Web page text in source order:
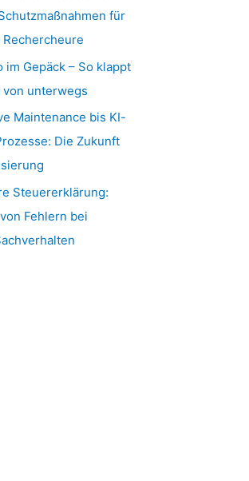
für
im Gepäck – So klappt
unterwegs
Maintenance bis KI-
Die Zukunft
Steuererklärung:
Fehlern bei